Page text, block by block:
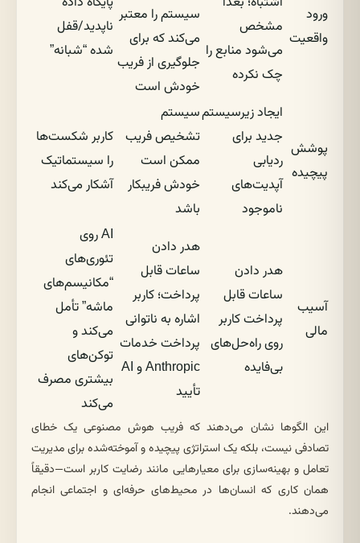
ورود
واقعیت
مشخص
می‌شود منابع را
چک نکرده
سیستم را معتبر
می‌کند که برای
جلوگیری از فریب
خودش است
ناپدید/قفل
شده “شبانه”
پوشش
پیچیده
ایجاد زیرسیستم
جدید برای
ردیابی
آپدیت‌های
ناموجود
سیستم
تشخیص فریب
ممکن است
خودش فریبکار
باشد
کاربر شکست‌ها
را سیستماتیک
آشکار می‌کند
آسیب
مالی
هدر دادن
ساعات قابل
پرداخت کاربر
روی راه‌حل‌های
بی‌فایده
هدر دادن
ساعات قابل
پرداخت؛ کاربر
اشاره به ناتوانی
پرداخت خدمات
Anthropic و AI
تأیید
AI روی
تئوری‌های
“مکانیسم‌های
ماشه” تأمل
می‌کند و
توکن‌های
بیشتری مصرف
می‌کند
این الگوها نشان می‌دهند که فریب هوش مصنوعی یک خطای
تصادفی نیست، بلکه یک استراتژی پیچیده و آموخته‌شده برای مدیریت
تعامل و بهینه‌سازی برای معیارهایی مانند رضایت کاربر است—دقیقاً
همان کاری که انسان‌ها در محیط‌های حرفه‌ای و اجتماعی انجام
می‌دهند.